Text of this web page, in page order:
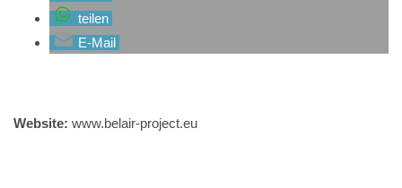
teilen
E-Mail
Website: www.belair-project.eu